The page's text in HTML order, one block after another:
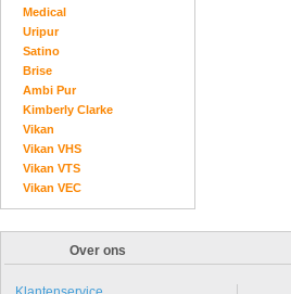
Medical
Uripur
Satino
Brise
Ambi Pur
Kimberly Clarke
Vikan
Vikan VHS
Vikan VTS
Vikan VEC
Over ons